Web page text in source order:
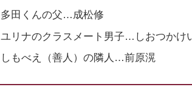
多田くんの父…成松修
ユリナのクラスメート男子…しおつかけ
しもべえ（善人）の隣人…前原滉